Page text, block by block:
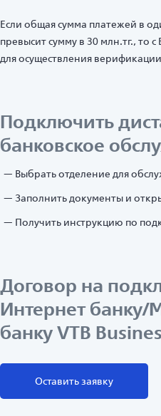
Если общая сумма платежей в
превысит сумму в 30 млн.тг., то
для осуществления
Подключить
банковское
Выбрать отделение для
Заполнить документы и
Получить инструкцию по
Договор на
Интернет
банку VTB
Оставить заявку